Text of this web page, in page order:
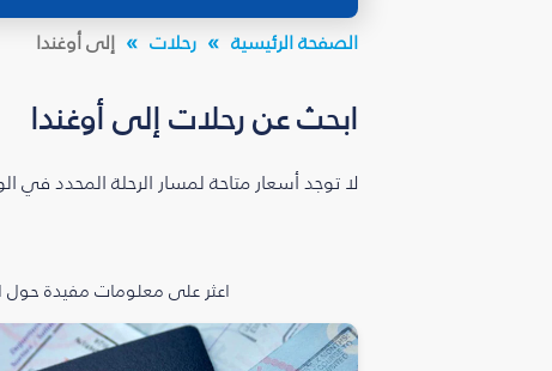
الصفحة الرئيسية رحلات إلى أوغندا
ابحث عن رحلات إلى أوغندا
لا توجد أسعار متاحة لمسار الرحلة المحدد في
اعثر على معلومات مفيدة حول